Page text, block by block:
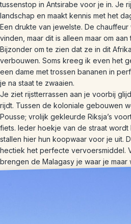
tussenstop in Antsirabe voor je in. Je
landschap en maakt kennis met het
Een drukte van jewelste. De
vinden, maar dit is alleen maar om
Bijzonder om te zien dat ze in dit
verbouwen. Soms kreeg ik even het
een dame met trossen bananen in
je na staat te zwaaien.
Je ziet rijstterrassen aan je voorbij
rijdt. Tussen de koloniale gebouwen
Pousse; vrolijk gekleurde Riksja’s
fiets. Ieder hoekje van de straat wordt
stallen hier hun koopwaar voor je uit.
hectiek het perfecte vervoersmiddel.
brengen de Malagasy je waar je maar